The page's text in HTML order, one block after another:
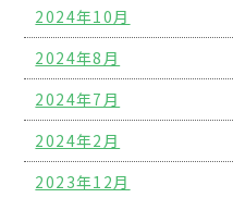
2024年10月
2024年8月
2024年7月
2024年2月
2023年12月